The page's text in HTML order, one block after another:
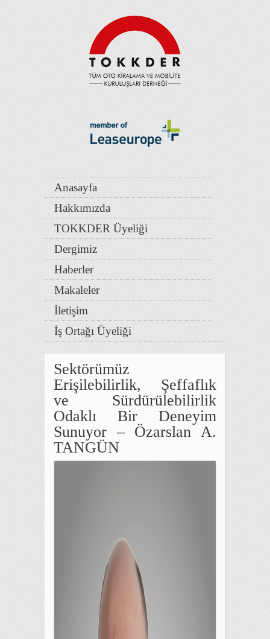
Anasayfa
Hakkımızda
TOKKDER Üyeliği
Dergimiz
Haberler
Makaleler
İletişim
İş Ortağı Üyeliği
Sektörümüz
Erişilebilirlik, Şeffaflık
ve Sürdürülebilirlik
Odaklı Bir Deneyim
Sunuyor – Özarslan A.
TANGÜN